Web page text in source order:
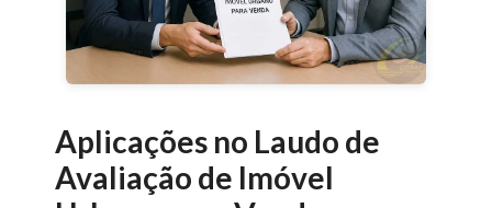
Aplicações no Laudo de
Avaliação de Imóvel